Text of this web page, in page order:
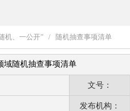
机、一公开” / 随机抽查事项清单
域随机抽查事项清单
文号：
发布机构：